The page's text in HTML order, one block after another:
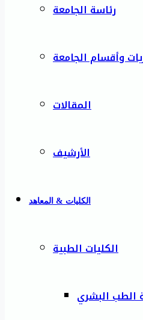
رئاسة الجامعة
وأقسام الجامعة
المقالات
الأرشيف
الكليات & المعاهد
الكليات الطبية
الطب البشري